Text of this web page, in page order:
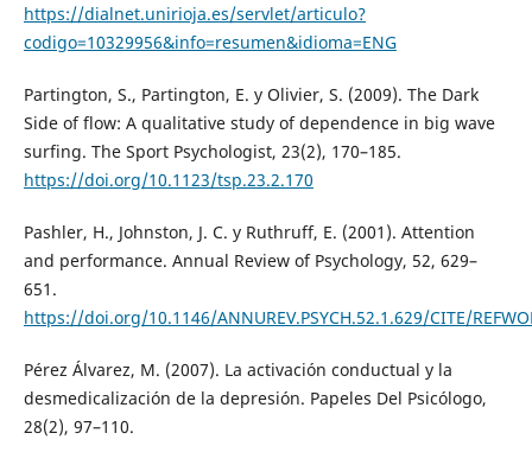
https://dialnet.unirioja.es/servlet/articulo?
codigo=10329956&info=resumen&idioma=ENG
Partington, S., Partington, E. y Olivier, S. (2009). The Dark
Side of flow: A qualitative study of dependence in big wave
surfing. The Sport Psychologist, 23(2), 170–185.
https://doi.org/10.1123/tsp.23.2.170
Pashler, H., Johnston, J. C. y Ruthruff, E. (2001). Attention
and performance. Annual Review of Psychology, 52, 629–
651.
https://doi.org/10.1146/ANNUREV.PSYCH.52.1.629/CITE/
Pérez Álvarez, M. (2007). La activación conductual y la
desmedicalización de la depresión. Papeles Del Psicólogo,
28(2), 97–110.